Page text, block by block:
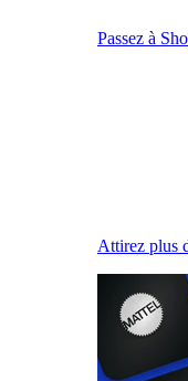
Passez à
Attirez plus